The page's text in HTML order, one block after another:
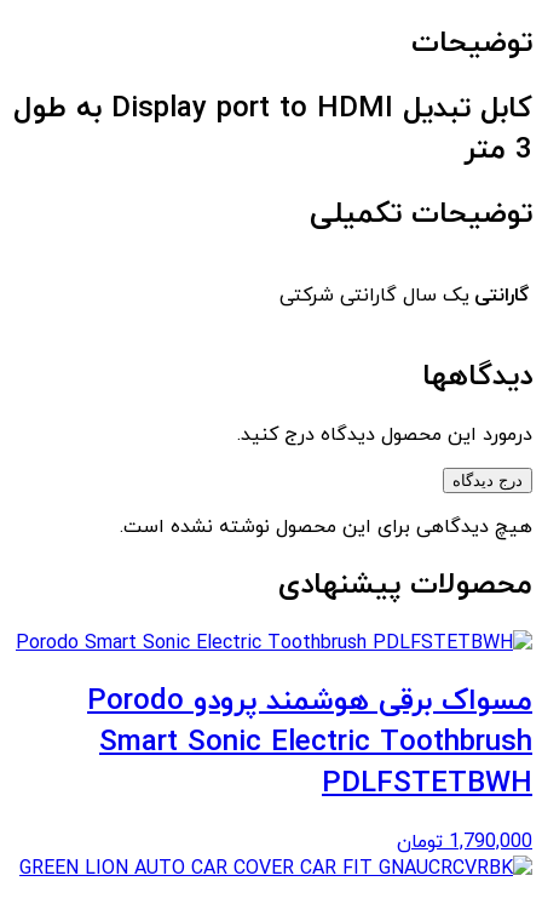
توضیحات
کابل تبدیل Display port to HDMI به طول
3 متر
توضیحات تکمیلی
گارانتی یک سال گارانتی شرکتی
دیدگاهها
درمورد این محصول دیدگاه درج کنید.
درج دیدگاه
هیچ دیدگاهی برای این محصول نوشته نشده است.
محصولات پیشنهادی
مسواک برقی هوشمند پرودو Porodo
Smart Sonic Electric Toothbrush
PDLFSTETBWH
1,790,000 تومان